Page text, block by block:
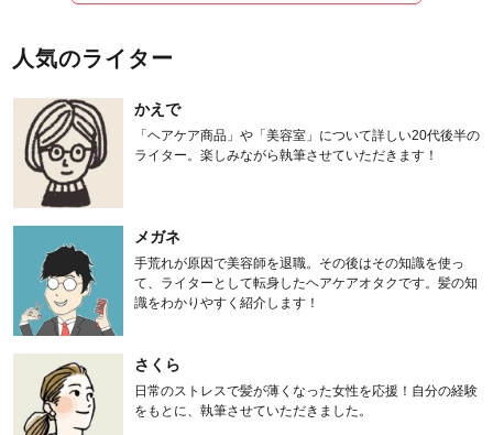
人気のライター
かえで
「ヘアケア商品」や「美容室」について詳しい20代後半の
ライター。楽しみながら執筆させていただきます！
メガネ
手荒れが原因で美容師を退職。その後はその知識を使っ
て、ライターとして転身したヘアケアオタクです。髪の知
識をわかりやすく紹介します！
さくら
日常のストレスで髪が薄くなった女性を応援！自分の経験
をもとに、執筆させていただきました。